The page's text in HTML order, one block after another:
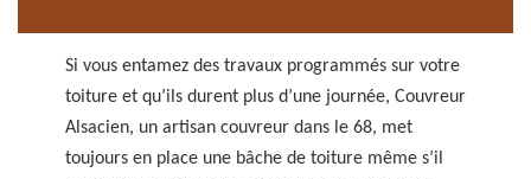
Si vous entamez des travaux programmés sur votre
toiture et qu’ils durent plus d’une journée, Couvreur
Alsacien, un artisan couvreur dans le 68, met
toujours en place une bâche de toiture même s’il